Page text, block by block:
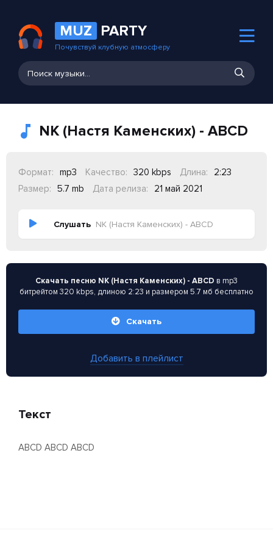
MUZ PARTY
Почувствуй клубную атмосферу
NK (Настя Каменских) - ABCD
Формат: mp3 Качество: 320 kbps Длина:
2:23
Размер:
5.7 mb Дата релиза: 21 май 2021
Слушать NK (Настя Каменских) - ABCD
Скачать песню NK (Настя Каменских) - ABCD в mp3
битрейтом 320 kbps, длиною 2:23 и размером 5.7 мб бесплатно
Скачать
Добавить в плейлист
Текст
ABCD ABCD ABCD